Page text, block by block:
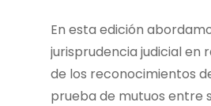
En esta edición
jurisprudencia judicial en
de los reconocimientos
prueba de mutuos entre